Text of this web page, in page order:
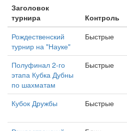
Заголовок
турнира
Контроль
Рождественский
турнир на "Науке"
Быстрые
Полуфинал 2-го
этапа Кубка Дубны
по шахматам
Быстрые
Кубок Дружбы Быстрые